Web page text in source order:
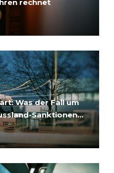
rechnet
Was der Fall um
Sanktionen